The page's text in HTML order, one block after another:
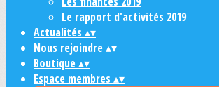
Le rapport d'activités 2019
Actualités ▴▾
Nous rejoindre▴▾
Boutique▴▾
Espace membres ▴▾